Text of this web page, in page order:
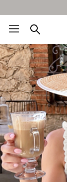
BEST100🤍 NEW5%